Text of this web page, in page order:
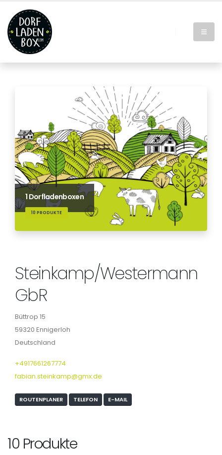
1 Dorfladenboxen
10 PRODUKTE
Steinkamp/Westermann
GbR
Büttrop 15
59320 Ennigerloh
Deutschland
+4917661267774
fabian.steinkamp@gmx.de
ROUTENPLANER TELEFON E-MAIL
10 Produkte